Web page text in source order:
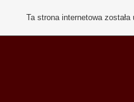
Ta strona internetowa